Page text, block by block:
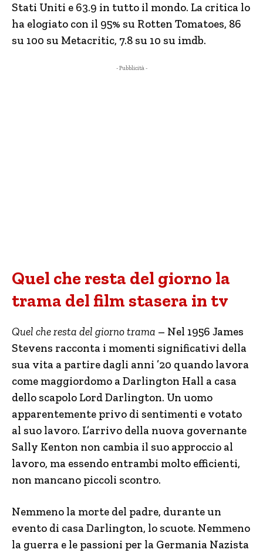
Stati Uniti e 63.9 in tutto il mondo. La critica lo
ha elogiato con il 95% su Rotten Tomatoes, 86
su 100 su Metacritic, 7.8 su 10 su imdb.
- Pubblicità -
Quel che resta del giorno la
trama del film stasera in tv
Quel che resta del giorno trama – Nel 1956 James
Stevens racconta i momenti significativi della
sua vita a partire dagli anni ’20 quando lavora
come maggiordomo a Darlington Hall a casa
dello scapolo Lord Darlington. Un uomo
apparentemente privo di sentimenti e votato
al suo lavoro. L’arrivo della nuova governante
Sally Kenton non cambia il suo approccio al
lavoro, ma essendo entrambi molto efficienti,
non mancano piccoli scontro.
Nemmeno la morte del padre, durante un
evento di casa Darlington, lo scuote. Nemmeno
la guerra e le passioni per la Germania Nazista